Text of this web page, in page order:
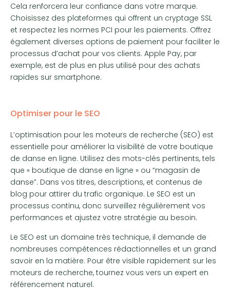
Cela renforcera leur confiance dans votre marque.
Choisissez des plateformes qui offrent un cryptage SSL
et respectez les normes PCI pour les paiements. Offrez
également diverses options de paiement pour faciliter le
processus d’achat pour vos clients. Apple Pay, par
exemple, est de plus en plus utilisé pour des achats
rapides sur smartphone.
Optimiser pour le SEO
L’optimisation pour les moteurs de recherche (SEO) est
essentielle pour améliorer la visibilité de votre boutique
de danse en ligne. Utilisez des mots-clés pertinents, tels
que « boutique de danse en ligne » ou “magasin de
danse”. Dans vos titres, descriptions, et contenus de
blog pour attirer du trafic organique. Le SEO est un
processus continu, donc surveillez régulièrement vos
performances et ajustez votre stratégie au besoin.
Le SEO est un domaine très technique, il demande de
nombreuses compétences rédactionnelles et un grand
savoir en la matière. Pour être visible rapidement sur les
moteurs de recherche, tournez vous vers un expert en
référencement naturel.